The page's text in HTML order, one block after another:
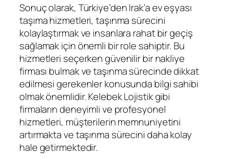
Sonuç olarak, Türkiye’den Irak’a ev eşyası
taşıma hizmetleri, taşınma sürecini
kolaylaştırmak ve insanlara rahat bir geçiş
sağlamak için önemli bir role sahiptir. Bu
hizmetleri seçerken güvenilir bir nakliye
firması bulmak ve taşınma sürecinde dikkat
edilmesi gerekenler konusunda bilgi sahibi
olmak önemlidir. Kelebek Lojistik gibi
firmaların deneyimli ve profesyonel
hizmetleri, müşterilerin memnuniyetini
artırmakta ve taşınma sürecini daha kolay
hale getirmektedir.